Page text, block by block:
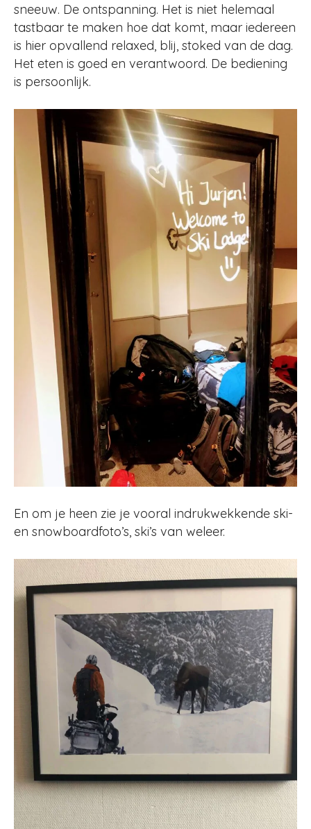
sneeuw. De ontspanning. Het is niet helemaal
tastbaar te maken hoe dat komt, maar iedereen
is hier opvallend relaxed, blij, stoked van de dag.
Het eten is goed en verantwoord. De bediening
is persoonlijk.
En om je heen zie je vooral indrukwekkende ski-
en snowboardfoto’s, ski’s van weleer.